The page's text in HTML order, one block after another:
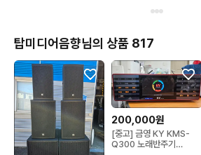
탑미디어음향님의 상품 817
200,000원
[중고] 금영 KY KMS-
Q300 노래반주기